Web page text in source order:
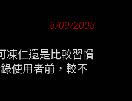
8/09/2008
凍仁還是比較習慣
使用者前，較不